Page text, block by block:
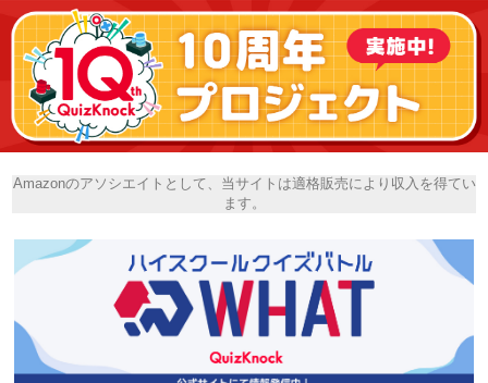
Amazonのアソシエイトとして、当サイトは適格販売により収入を得てい
ます。